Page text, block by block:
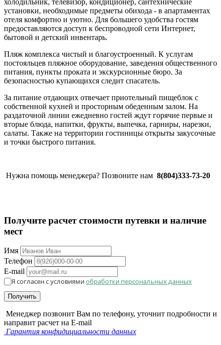
холодильник, телевизор, кондиционер, сантехнические
установки, необходимые предметы обихода - в апартаментах
отеля комфортно и уютно. Для большего удобства гостям
предоставляются доступ к беспроводной сети Интернет,
бытовой и детский инвентарь.
Пляж комплекса чистый и благоустроенный. К услугам
постояльцев пляжное оборудование, заведения общественного
питания, пункты проката и экскурсионные бюро. За
безопасностью купающихся следит спасатель.
За питание отдающих отвечает приотельный пищеблок с
собственной кухней и просторным обеденным залом. На
раздаточной линии ежедневно гостей ждут горячие первые и
вторые блюда, напитки, фрукты, выпечка, гарниры, нарезки,
салаты. Также на территории гостиницы открыты закусочные
и точки быстрого питания.
Нужна помощь менеджера? Позвоните нам 8(804)333-73-20
Получите расчет стоимости путевки и наличие
мест
Имя
Телефон
E-mail
Я согласен с условиямиобработки персональных данных
Получить
Менеджер позвонит Вам по телефону, уточнит подробности и
направит расчет на E-mail
Гарантия конфидициальности данных